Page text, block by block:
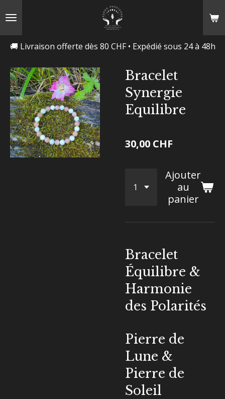
🚚 Livraison offerte dès 80 CHF • Expédié sous 24 à 48h
Bracelet
Synergie
Equilibre
30,00 CHF
Ajouter
au
panier
Bracelet
Équilibre &
Harmonie
des Polarités
Pierre de
Lune &
Pierre de
Soleil